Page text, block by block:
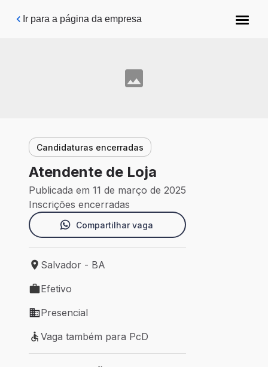
Pular para o conteúdo principal
Ir para a página da empresa
Candidaturas encerradas
Atendente de Loja
Publicada em 11 de março de 2025
Inscrições encerradas
Compartilhar vaga
Local de trabalho: Salvador - BA
Salvador - BA
Tipo de vaga: Efetivo
Efetivo
Modelo de trabalho: Presencial
Presencial
Vaga também para PcD
Vaga também para PcD